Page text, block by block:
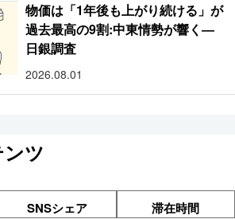
物価は「1年後も上がり続ける」が
過去最高の9割:中東情勢が響く―
日銀調査
2026.08.01
ツ
SNSシェア 滞在時間